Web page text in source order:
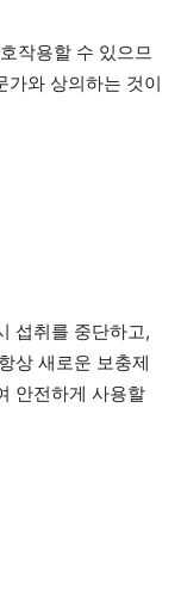
작용할 수 있으므
가와 상의하는 것이
섭취를 중단하고,
상 새로운 보충제
안전하게 사용할